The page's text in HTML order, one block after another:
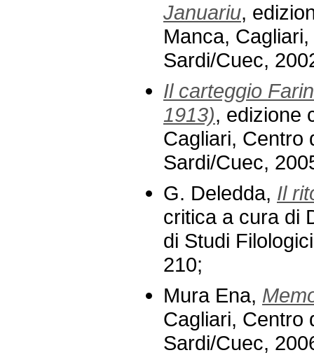
Januariu,
Manca,
Sardi/Cuec,
Il carteggio
1913), edizione
Cagliari, Centro
Sardi/Cuec,
G. Deledda, Il
critica a cura di
di Studi
210;
Mura Ena,
Cagliari, Centro
Sardi/Cuec,